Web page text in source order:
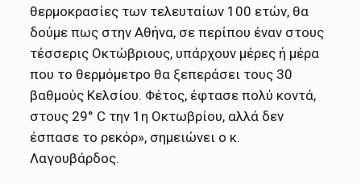
θερμοκρασίες των τελευταίων 100 ετών, θα
δούμε πως στην Αθήνα, σε περίπου έναν στους
τέσσερις Οκτώβριους, υπάρχουν μέρες ή μέρα
που το θερμόμετρο θα ξεπεράσει τους 30
βαθμούς Κελσίου. Φέτος, έφτασε πολύ κοντά,
στους 29° C την 1η Οκτωβρίου, αλλά δεν
έσπασε το ρεκόρ», σημειώνει ο κ.
Λαγουβάρδος.